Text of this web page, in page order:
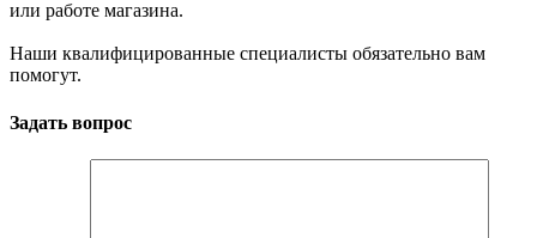
или работе магазина.
Наши квалифицированные специалисты обязательно вам
помогут.
Задать вопрос